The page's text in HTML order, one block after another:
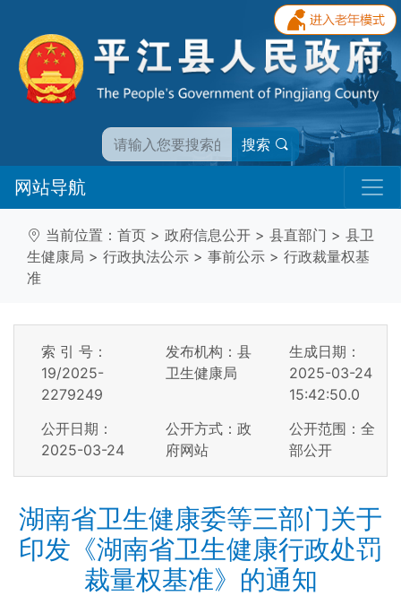
搜索
网站导航
当前位置： 首页 > 政府信息公开 > 县直部门 > 县卫
生健康局 > 行政执法公示 > 事前公示 > 行政裁量权基
准
索 引 号：
19/2025-
2279249
发布机构：县
卫生健康局
生成日期：
2025-03-24
15:42:50.0
公开日期：
2025-03-24
公开方式：政
府网站
公开范围：全
部公开
湖南省卫生健康委等三部门关于
印发《湖南省卫生健康行政处罚
裁量权基准》的通知